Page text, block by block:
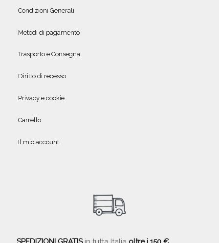
Condizioni Generali
Metodi di pagamento
Trasporto e Consegna
Diritto di recesso
Privacy e cookie
Carrello
Il mio account